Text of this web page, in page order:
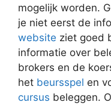
mogelijk worden.
je niet eerst de
website ziet goed
informatie over
brokers en de
het beursspel en
cursus beleggen.